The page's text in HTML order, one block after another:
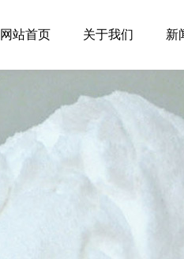
网站首页 关于我们 新